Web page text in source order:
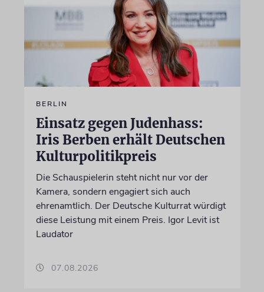
BERLIN
Einsatz gegen Judenhass:
Iris Berben erhält Deutschen
Kulturpolitikpreis
Die Schauspielerin steht nicht nur vor der
Kamera, sondern engagiert sich auch
ehrenamtlich. Der Deutsche Kulturrat würdigt
diese Leistung mit einem Preis. Igor Levit ist
Laudator
07.08.2026